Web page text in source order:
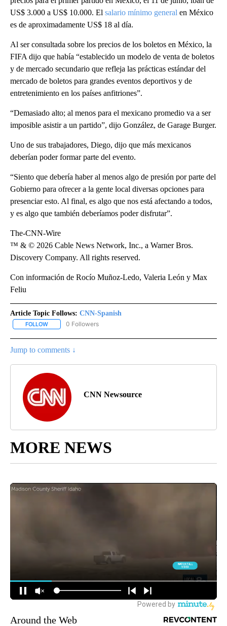
US$ 3.000 a US$ 10.000. El salario mínimo general en México
es de aproximadamente US$ 18 al día.
Al ser consultada sobre los precios de los boletos en México, la
FIFA dijo que había “establecido un modelo de venta de boletos
y de mercado secundario que refleja las prácticas estándar del
mercado de boletos para grandes eventos deportivos y de
entretenimiento en los países anfitriones”.
“Demasiado alto; al menos para el mexicano promedio va a ser
imposible asistir a un partido”, dijo González, de Garage Burger.
Uno de sus trabajadores, Diego, dijo que más mexicanos
deberían poder formar parte del evento.
“Siento que debería haber al menos algo de presión por parte del
Gobierno para ofrecer a la gente local diversas opciones para
presenciar esto. Al final, es algo que nos está afectando a todos,
y es algo que también deberíamos poder disfrutar”.
The-CNN-Wire
™ & © 2026 Cable News Network, Inc., a Warner Bros.
Discovery Company. All rights reserved.
Con información de Rocío Muñoz-Ledo, Valeria León y Max
Feliu
Article Topic Follows: CNN-Spanish
FOLLOW FOLLOW "CNN-SPANISH" TO RECEIVE NOTIFICATIONS ABOUT
0 Followers
Jump to comments ↓
CNN Newsource
MORE NEWS
Around the Web